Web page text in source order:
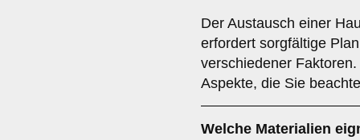
Der Austausch einer
erfordert sorgfältige
verschiedener
Aspekte, die Sie
Welche Materialien